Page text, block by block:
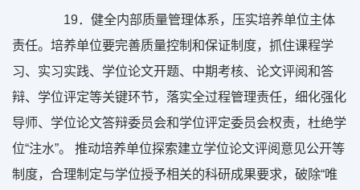
19．健全内部质量管理体系，压实培养单位主体
责任。培养单位要完善质量控制和保证制度，抓住课程学
习、实习实践、学位论文开题、中期考核、论文评阅和答
辩、学位评定等关键环节，落实全过程管理责任，细化强化
导师、学位论文答辩委员会和学位评定委员会权责，杜绝学
位“注水”。 推动培养单位探索建立学位论文评阅意见公开等
制度，合理制定与学位授予相关的科研成果要求，破除“唯